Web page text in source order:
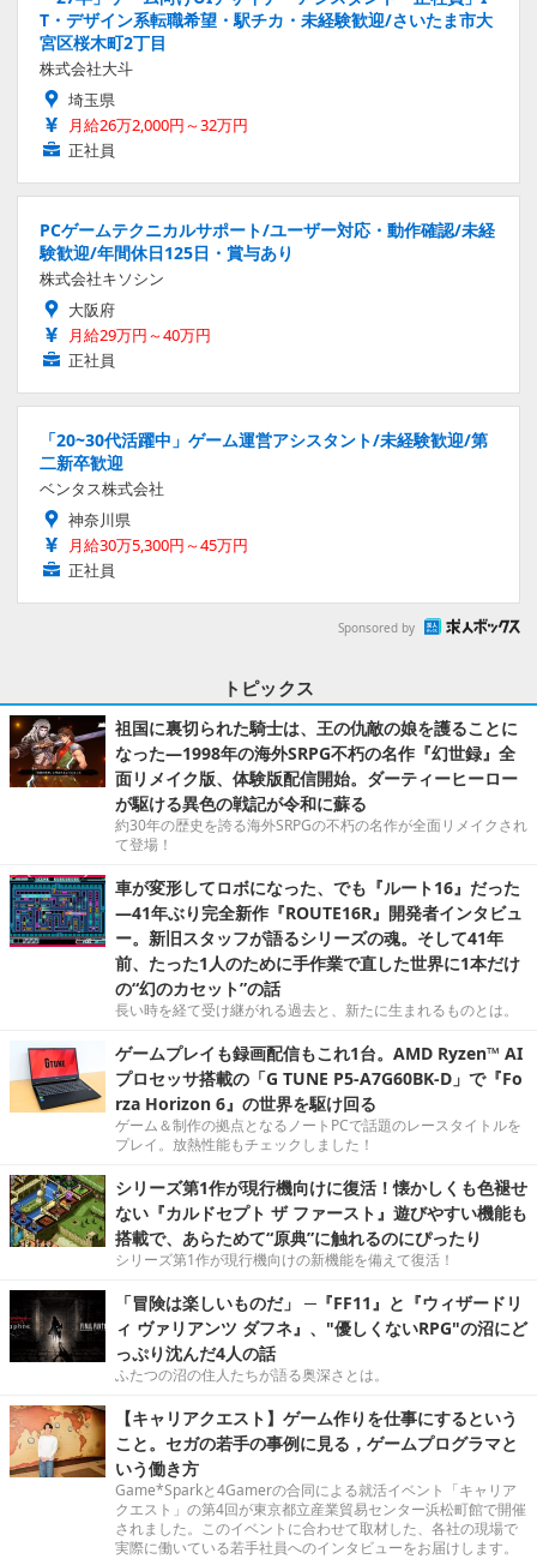
T・デザイン系転職希望・駅チカ・未経験歓迎/さいたま市大
宮区桜木町2丁目
株式会社大斗
埼玉県
月給26万2,000円～32万円
正社員
PCゲームテクニカルサポート/ユーザー対応・動作確認/未経
験歓迎/年間休日125日・賞与あり
株式会社キソシン
大阪府
月給29万円～40万円
正社員
「20~30代活躍中」ゲーム運営アシスタント/未経験歓迎/第
二新卒歓迎
ベンタス株式会社
神奈川県
月給30万5,300円～45万円
正社員
Sponsored by
トピックス
祖国に裏切られた騎士は、王の仇敵の娘を護ることに
なった―1998年の海外SRPG不朽の名作『幻世録』全
面リメイク版、体験版配信開始。ダーティーヒーロー
が駆ける異色の戦記が令和に蘇る
約30年の歴史を誇る海外SRPGの不朽の名作が全面リメイクされ
て登場！
車が変形してロボになった、でも『ルート16』だった
―41年ぶり完全新作『ROUTE16R』開発者インタビュ
ー。新旧スタッフが語るシリーズの魂。そして41年
前、たった1人のために手作業で直した世界に1本だけ
の“幻のカセット”の話
長い時を経て受け継がれる過去と、新たに生まれるものとは。
ゲームプレイも録画配信もこれ1台。AMD Ryzen™ AI
プロセッサ搭載の「G TUNE P5-A7G60BK-D」で『Fo
rza Horizon 6』の世界を駆け回る
ゲーム＆制作の拠点となるノートPCで話題のレースタイトルを
プレイ。放熱性能もチェックしました！
シリーズ第1作が現行機向けに復活！懐かしくも色褪せ
ない『カルドセプト ザ ファースト』遊びやすい機能も
搭載で、あらためて“原典”に触れるのにぴったり
シリーズ第1作が現行機向けの新機能を備えて復活！
「冒険は楽しいものだ」 ─『FF11』と『ウィザードリ
ィ ヴァリアンツ ダフネ』、"優しくないRPG"の沼にど
っぷり沈んだ4人の話
ふたつの沼の住人たちが語る奥深さとは。
【キャリアクエスト】ゲーム作りを仕事にするという
こと。セガの若手の事例に見る，ゲームプログラマと
いう働き方
Game*Sparkと4Gamerの合同による就活イベント「キャリア
クエスト」の第4回が東京都立産業貿易センター浜松町館で開催
されました。このイベントに合わせて取材した、各社の現場で
実際に働いている若手社員へのインタビューをお届けします。